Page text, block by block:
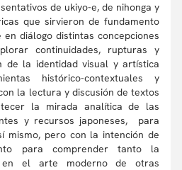
de ukiyo-e, de nihonga y
que sirvieron de fundamento
diálogo distintas concepciones
continuidades, rupturas y
de la identidad visual y artística
histórico-contextuales y
la lectura y discusión de textos
la mirada analítica de las
y recursos japoneses, para
mismo, pero con la intención de
para comprender tanto la
en el arte moderno de otras